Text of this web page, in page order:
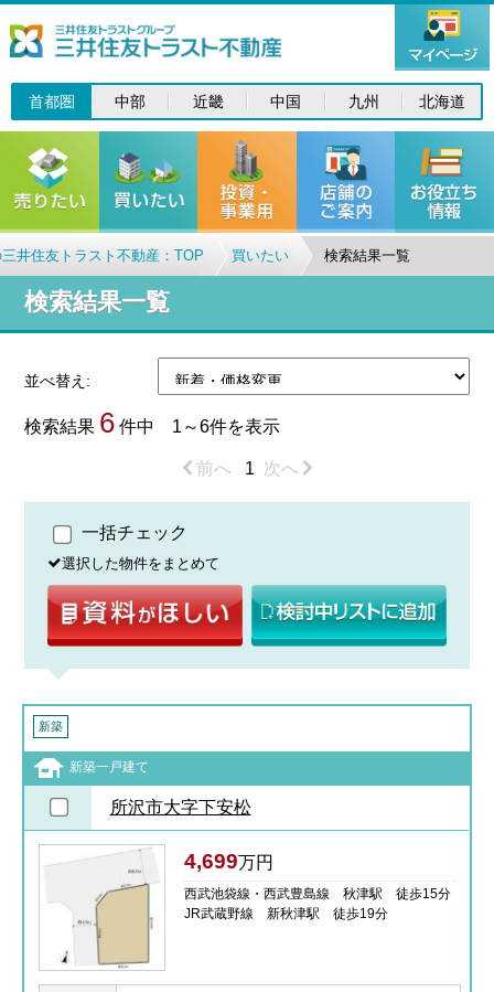
首都圏 中部 近畿 中国 九州 北海道
井住友トラスト不動産：TOP 買いたい 検索結果一覧
検索結果一覧
並べ替え:
検索結果 6 件中 1～6件を表示
前へ 1 次へ
一括チェック
選択した物件をまとめて
新築
新築一戸建て
所沢市大字下安松
4,699万円
西武池袋線・西武豊島線 秋津駅 徒歩15分
JR武蔵野線 新秋津駅 徒歩19分